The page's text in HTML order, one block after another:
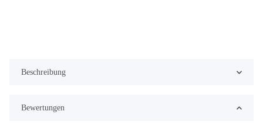
Beschreibung
Bewertungen